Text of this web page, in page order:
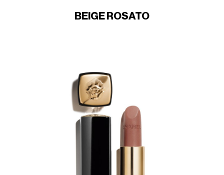
BEIGE ROSATO